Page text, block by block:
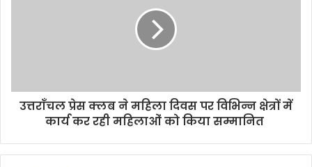
उत्तराँचल प्रेस क्लब ने महिला दिवस पर विभिन्न क्षेत्रों में
कार्य कर रही महिलाओं को किया सम्मानित